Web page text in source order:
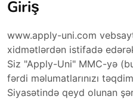
Giriş
www.apply-uni.com
xidmətlərdən istifadə
Siz "Apply-Uni" MMC-yə
fərdi məlumatlarınızı
Siyasətində qeyd olunan